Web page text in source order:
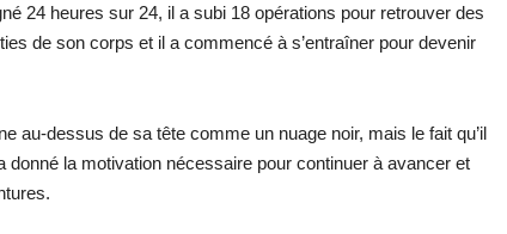
24 heures sur 24, il a subi 18 opérations pour retrouver des
de son corps et il a commencé à s’entraîner pour devenir
au-dessus de sa tête comme un nuage noir, mais le fait qu’il
la motivation nécessaire pour continuer à avancer et